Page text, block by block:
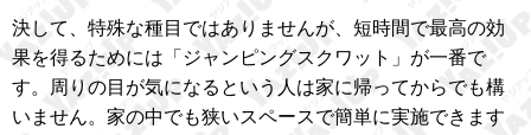
決して、特殊な種目ではありませんが、短時間で最高の効
果を得るためには「ジャンピングスクワット」が一番で
す。周りの目が気になるという人は家に帰ってからでも構
いません。家の中でも狭いスペースで簡単に実施できます